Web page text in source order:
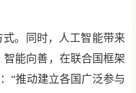
。同时，人工智能带来
能向善，在联合国框架
“推动建立各国广泛参与